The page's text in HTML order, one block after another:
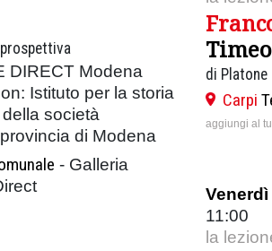
DIRECT Modena
Istituto per la storia
società
di Modena
- Galleria
Timeo
di Platone
Carpi
aggiungi al
11:00
la